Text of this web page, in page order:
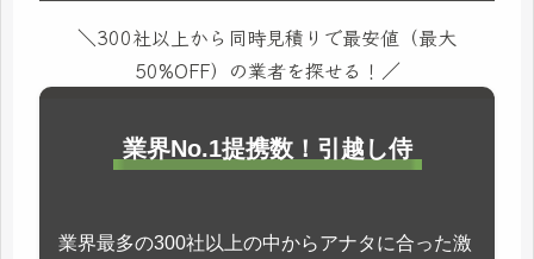
＼300社以上から同時見積りで最安値（最大
50%OFF）の業者を探せる！／
業界No.1提携数！引越し侍
業界最多の300社以上の中からアナタに合った激